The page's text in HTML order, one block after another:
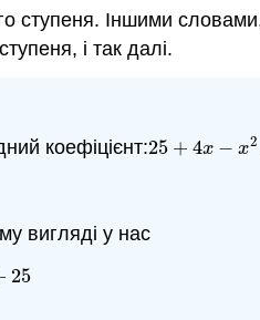
ступеня. Іншими
і так далі.
коефіцієнт:25 + 4x − x2
25 +4x− x2
вигляді у нас
25